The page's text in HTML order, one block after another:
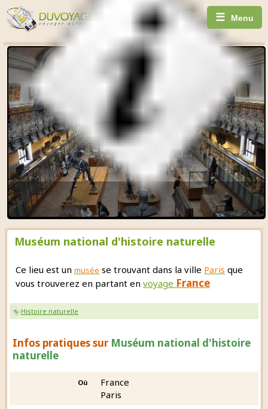
☰ Menu
Muséum national d'histoire naturelle
Ce lieu est un musée se trouvant dans la ville Paris que
vous trouverez en partant en voyage France
Histoire naturelle
Infos pratiques sur Muséum national d'histoire
naturelle
Où
France
Paris